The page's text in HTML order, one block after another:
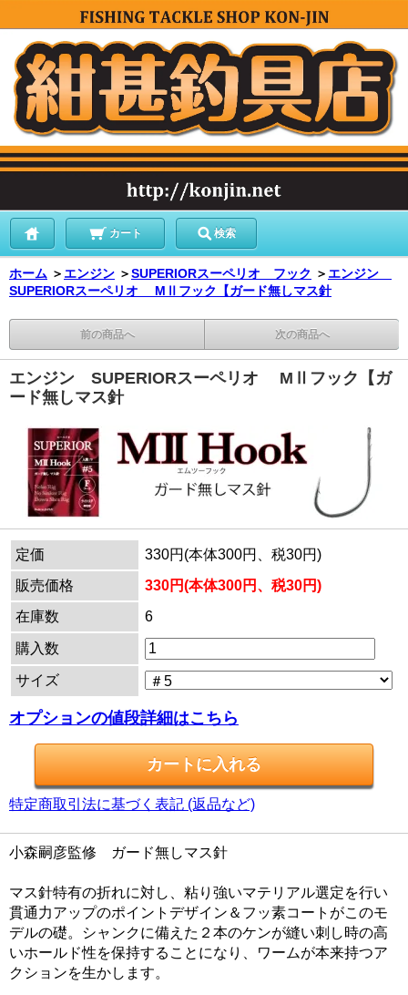
カート 検索
ホーム ＞ エンジン ＞SUPERIORスーペリオ フック ＞ エンジン
SUPERIORスーペリオ MⅡフック【ガード無しマス針
前の商品へ 次の商品へ
エンジン SUPERIORスーペリオ MⅡフック【ガ
ード無しマス針
定価
330円(本体300円、税30円)
販売価格
330円(本体300円、税30円)
在庫数
6
購入数
サイズ
オプションの値段詳細はこちら
特定商取引法に基づく表記 (返品など)
小森嗣彦監修 ガード無しマス針
マス針特有の折れに対し、粘り強いマテリアル選定を行い
貫通力アップのポイントデザイン＆フッ素コートがこのモ
デルの礎。シャンクに備えた２本のケンが縫い刺し時の高
いホールド性を保持することになり、ワームが本来持つア
クションを生かします。